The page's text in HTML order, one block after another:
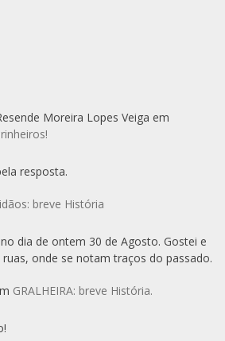
Moreira Lopes Veiga em
resposta.
breve História
dia de ontem 30 de Agosto. Gostei e
onde se notam traços do passado.
GRALHEIRA: breve História.